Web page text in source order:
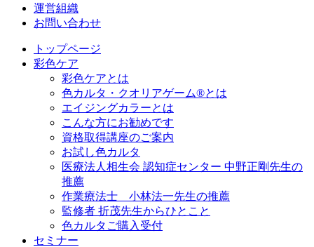
運営組織
お問い合わせ
トップページ
彩色ケア
彩色ケアとは
色カルタ・クオリアゲーム®とは
エイジングカラーとは
こんな方にお勧めです
資格取得講座のご案内
お試し色カルタ
医療法人相生会 認知症センター 中野正剛先生の
推薦
作業療法士 小林法一先生の推薦
監修者 折茂先生からひとこと
色カルタご購入受付
セミナー